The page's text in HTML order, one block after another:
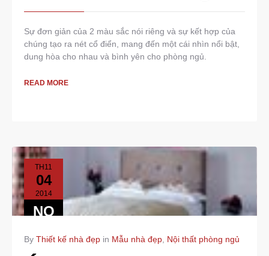
Sự đơn giản của 2 màu sắc nói riêng và sự kết hợp của
chúng tạo ra nét cổ điển, mang đến một cái nhìn nổi bật,
dung hòa cho nhau và bình yên cho phòng ngủ.
READ MORE
TH11
04
2014
NO
By Thiết kế nhà đẹp in Mẫu nhà đẹp Nội thất phòng ngủ